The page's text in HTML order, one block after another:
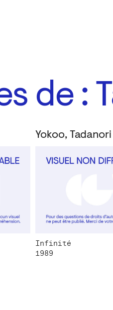
de :
Yokoo, Tadanori
Infinité
1989